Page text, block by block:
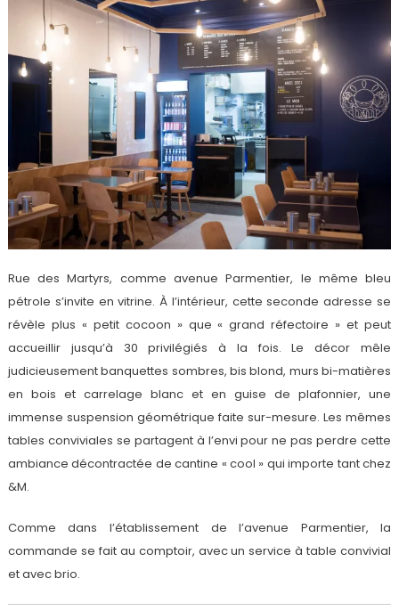
Rue des Martyrs, comme avenue Parmentier, le même bleu
pétrole s’invite en vitrine. À l’intérieur, cette seconde adresse se
révèle plus « petit cocoon » que « grand réfectoire » et peut
accueillir jusqu’à 30 privilégiés à la fois. Le décor mêle
judicieusement banquettes sombres, bis blond, murs bi-matières
en bois et carrelage blanc et en guise de plafonnier, une
immense suspension géométrique faite sur-mesure. Les mêmes
tables conviviales se partagent à l’envi pour ne pas perdre cette
ambiance décontractée de cantine « cool » qui importe tant chez
&M.
Comme dans l’établissement de l’avenue Parmentier, la
commande se fait au comptoir, avec un service à table convivial
et avec brio.